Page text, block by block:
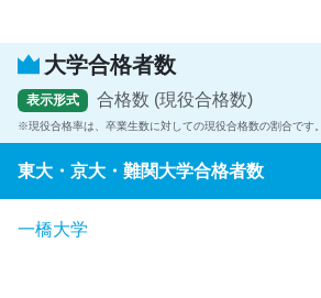
大学合格者数
表示形式 合格数 (現役合格数)
現役合格率は、卒業生数に対しての現役合格数の割合です。
東大・京大・難関大学合格者数
一橋大学